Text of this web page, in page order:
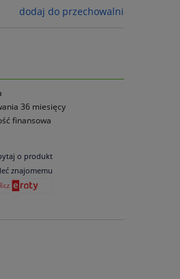
dodaj do przechowalni
36 miesięcy
finansowa
o produkt
znajomemu